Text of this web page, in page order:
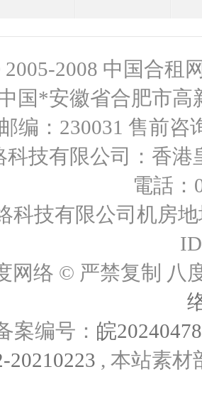
2008 中国合租
国*安徽省合肥市
编：230031 售前咨
科技有限公司：香
電話：
科技有限公司机房
网络 © 严禁复制
案编号： 皖
20210223 , 本站素材